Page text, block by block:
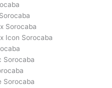
Sorocaba
Icon Sorocaba
Sorocaba
Sorocaba